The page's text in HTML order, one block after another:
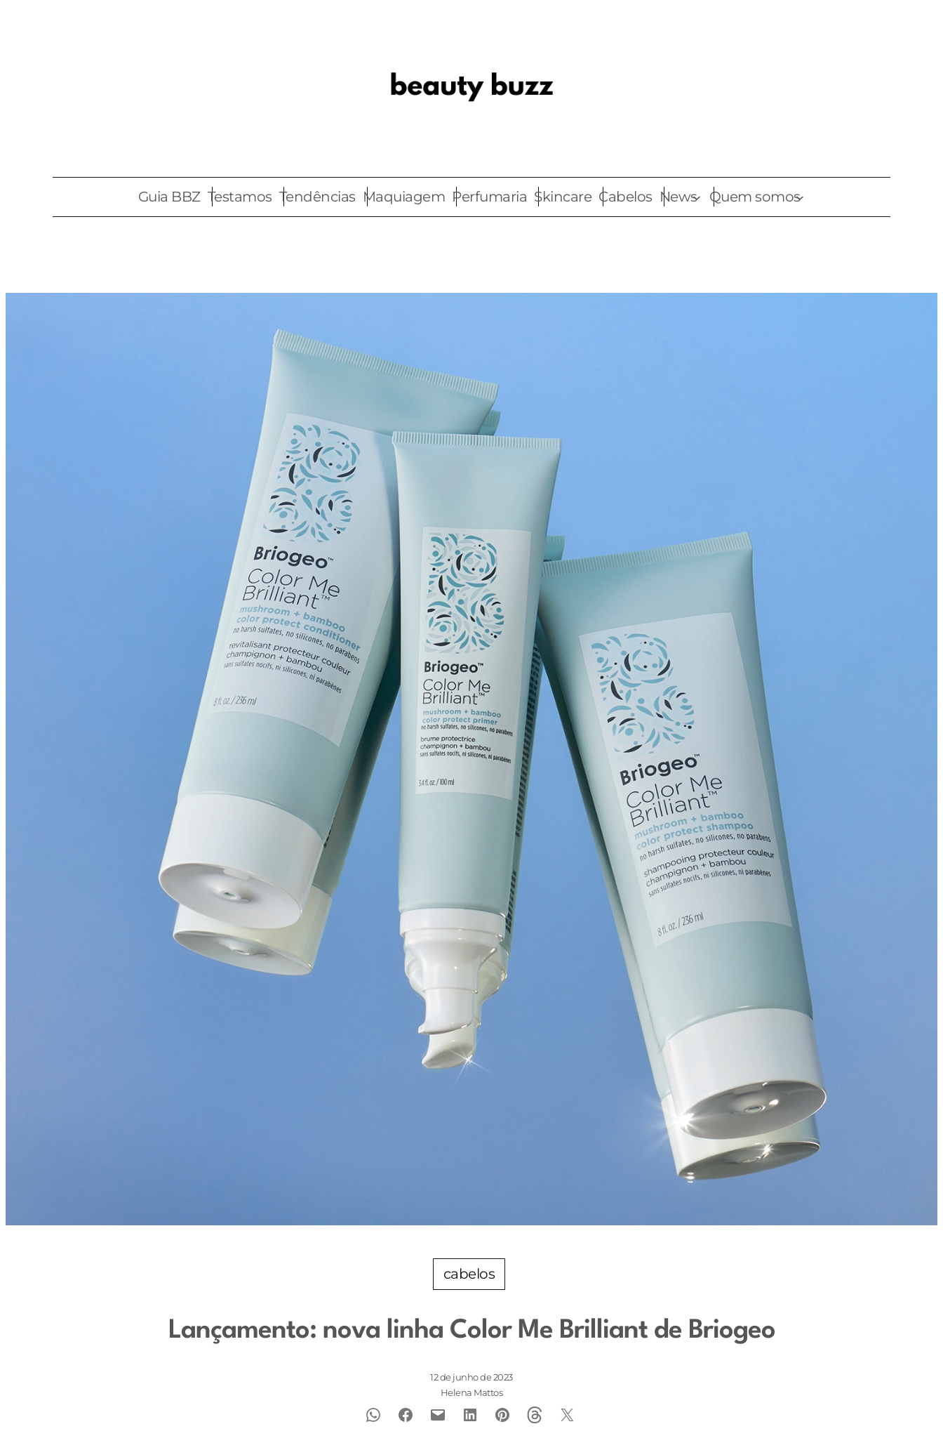
Guia BBZ Testamos Tendências Maquiagem Perfumaria Skincare Cabelos News Quem somos
cabelos
Lançamento: nova linha Color Me Brilliant de Briogeo
12 de junho de 2023
Helena Mattos